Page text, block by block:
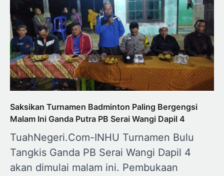
Saksikan Turnamen Badminton Paling Bergengsi
Malam Ini Ganda Putra PB Serai Wangi Dapil 4
TuahNegeri.Com-INHU Turnamen Bulu
Tangkis Ganda PB Serai Wangi Dapil 4
akan dimulai malam ini. Pembukaan